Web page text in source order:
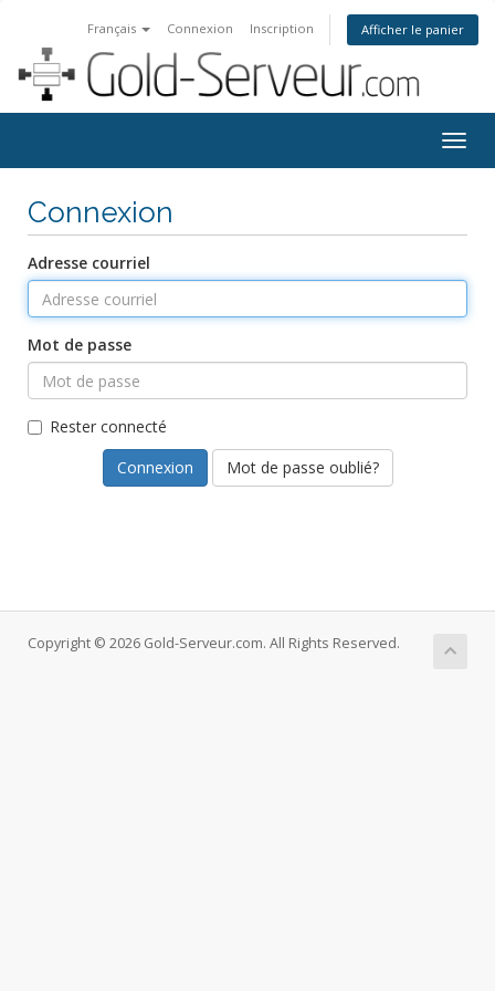
Français Connexion Inscription Afficher le panier
Connexion
Adresse courriel
Mot de passe
Rester connecté
Mot de passe oublié?
Copyright © 2026 Gold-Serveur.com. All Rights Reserved.